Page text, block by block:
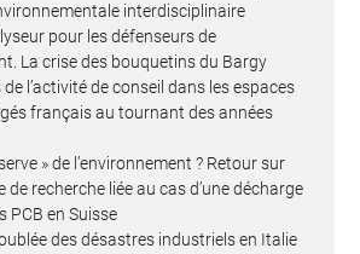
interdisciplinaire
pour les défenseurs de
La crise des bouquetins du Bargy
l’activité de conseil dans les espaces
français au tournant des années
» de l’environnement ? Retour sur
de recherche liée au cas d’une décharge
PCB en Suisse
des désastres industriels en Italie